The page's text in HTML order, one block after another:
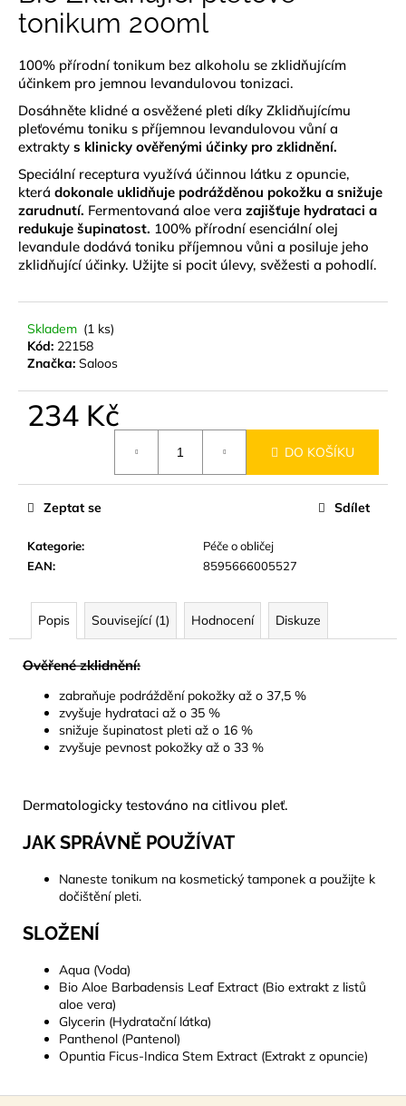
0,0
z
hvězdiček.
tonikum 200ml
100% přírodní tonikum bez alkoholu se zklidňujícím
účinkem pro jemnou levandulovou tonizaci.
Dosáhněte klidné a osvěžené pleti díky Zklidňujícímu
pleťovému toniku s příjemnou levandulovou vůní a
extrakty s klinicky ověřenými účinky pro zklidnění.
Speciální receptura využívá účinnou látku z opuncie,
která dokonale uklidňuje podrážděnou pokožku a snižuje
zarudnutí. Fermentovaná aloe vera zajišťuje hydrataci a
redukuje šupinatost. 100% přírodní esenciální olej
levandule dodává toniku příjemnou vůni a posiluje jeho
zklidňující účinky. Užijte si pocit úlevy, svěžesti a pohodlí.
Skladem (1 ks)
Kód: 22158
Značka: Saloos
234 Kč
DO KOŠÍKU
Kategorie:
Péče o obličej
EAN: 8595666005527
Zeptat se Sdílet
Popis Související (1) Hodnocení Diskuze
Ověřené zklidnění:
zabraňuje podráždění pokožky až o 37,5 %
zvyšuje hydrataci až o 35 %
snižuje šupinatost pleti až o 16 %
zvyšuje pevnost pokožky až o 33 %
Dermatologicky testováno na citlivou pleť.
JAK SPRÁVNĚ POUŽÍVAT
Naneste tonikum na kosmetický tamponek a použijte k
dočištění pleti.
SLOŽENÍ
Aqua (Voda)
Bio Aloe Barbadensis Leaf Extract (Bio extrakt z listů
aloe vera)
Glycerin (Hydratační látka)
Panthenol (Pantenol)
Opuntia Ficus-Indica Stem Extract (Extrakt z opuncie)
a
í
t
?
HLEDAT
p
o
u
m
e
BYLINNÝ
30G
Kč